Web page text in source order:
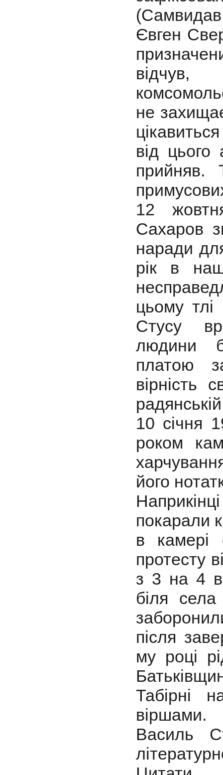
Євген
не
від цього
прийняв.
12
Сахаров
наради
рік в
цьому тлі
Стусу
людини
платою
вірність
10 січня
роком
його
покарали
в
протесту
з 3 на 4
біля
після
му році
Табірні
віршами.
Василь